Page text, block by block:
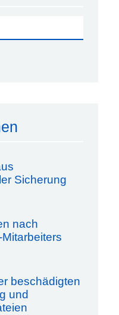
Sicherung
nach
beschädigten
und